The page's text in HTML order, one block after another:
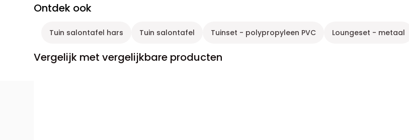
Ontdek ook
Tuin salontafel hars Tuin salontafel Tuinset - polypropyleen PVC Loungeset - metaal
Vergelijk met vergelijkbare producten